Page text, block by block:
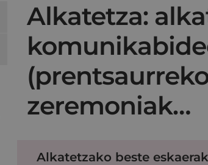
Alkatetza:
zeremoniak…
Alkatetzako beste eskaerak